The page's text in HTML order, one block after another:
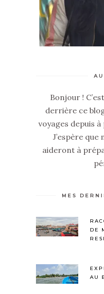
Bonjour !
derrière ce
voyages depuis
J’espère que
aideront à
MES
DE
AU